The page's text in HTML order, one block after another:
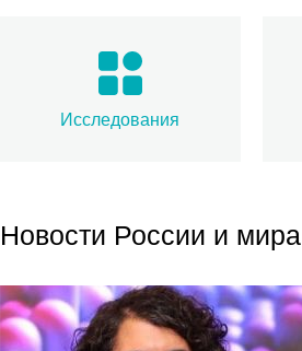
Исследования
Новости России и мира